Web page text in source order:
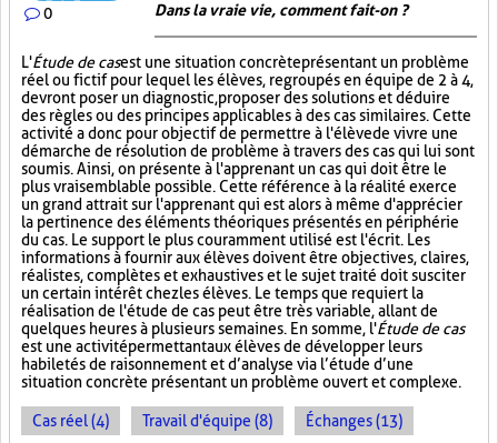
0 Dans la vraie vie, comment fait-on ?
L'Étude de casest une situation concrète présentant un problème
réel ou fictif pour lequel les élèves, regroupés en équipe de 2 à 4,
devront poser un diagnostic, proposer des solutions et déduire
des règles ou des principes applicables à des cas similaires. Cette
activité a donc pour objectif de permettre à l'élève de vivre une
démarche de résolution de problème à travers des cas qui lui sont
soumis. Ainsi, on présente à l'apprenant un cas qui doit être le
plus vraisemblable possible. Cette référence à la réalité exerce
un grand attrait sur l'apprenant qui est alors à même d'apprécier
la pertinence des éléments théoriques présentés en périphérie
du cas. Le support le plus couramment utilisé est l'écrit. Les
informations à fournir aux élèves doivent être objectives, claires,
réalistes, complètes et exhaustives et le sujet traité doit susciter
un certain intérêt chez les élèves. Le temps que requiert la
réalisation de l'étude de cas peut être très variable, allant de
quelques heures à plusieurs semaines. En somme, l'Étude de cas
est une activité permettant aux élèves de développer leurs
habiletés de raisonnement et d’analyse via l’étude d’une
situation concrète présentant un problème ouvert et complexe.
Cas réel (4) Travail d'équipe (8) Échanges (13)